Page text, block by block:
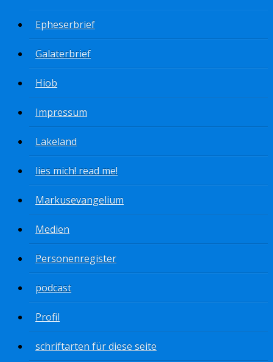
Epheserbrief
Galaterbrief
Hiob
Impressum
Lakeland
lies mich! read me!
Markusevangelium
Medien
Personenregister
podcast
Profil
schriftarten für diese seite